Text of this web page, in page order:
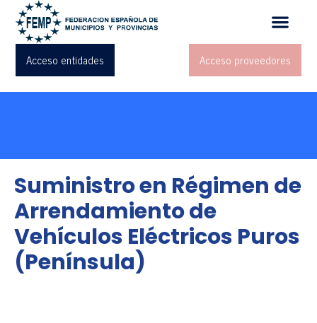
Acceso entidades Acceso proveedores
Suministro en Régimen de
Arrendamiento de
Vehículos Eléctricos Puros
(Península)